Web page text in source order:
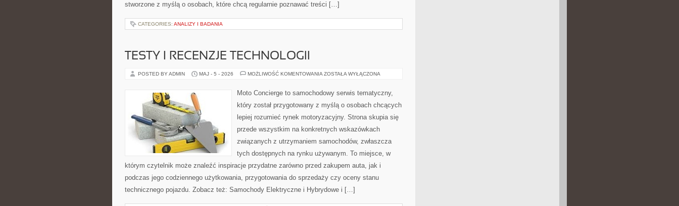
stworzone z myślą o osobach, które chcą regularnie poznawać treści […]
CATEGORIES: ANALIZY I BADANIA
TESTY I RECENZJE TECHNOLOGII
POSTED BY ADMIN MAJ - 5 - 2026 MOŻLIWOŚĆ KOMENTOWANIA TESTY
TECHNOLOGII
ZOSTAŁA WYŁĄCZONA
Moto Concierge to samochodowy serwis tematyczny,
który został przygotowany z myślą o osobach chcących
lepiej rozumieć rynek motoryzacyjny. Strona skupia się
przede wszystkim na konkretnych wskazówkach
związanych z utrzymaniem samochodów, zwłaszcza
tych dostępnych na rynku używanym. To miejsce, w
którym czytelnik może znaleźć inspiracje przydatne zarówno przed zakupem auta, jak i
podczas jego codziennego użytkowania, przygotowania do sprzedaży czy oceny stanu
technicznego pojazdu. Zobacz też: Samochody Elektryczne i Hybrydowe i […]